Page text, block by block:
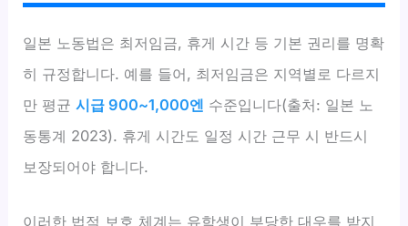
일본 노동법은 최저임금, 휴게 시간 등 기본 권리를 명확
히 규정합니다. 예를 들어, 최저임금은 지역별로 다르지
만 평균시급 900~1,000엔 수준입니다(출처: 일본 노
동통계 2023). 휴게 시간도 일정 시간 근무 시 반드시
보장되어야 합니다.
이러한 법적 보호 체계는 유학생이 부당한 대우를 받지